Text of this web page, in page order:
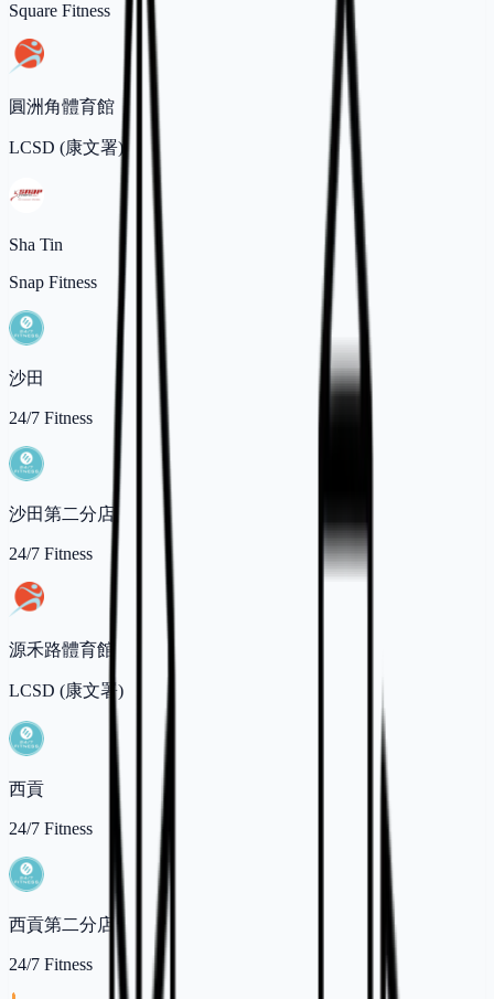
Square Fitness
圓洲角體育館
LCSD (康文署)
Sha Tin
Snap Fitness
沙田
24/7 Fitness
沙田第二分店
24/7 Fitness
源禾路體育館
LCSD (康文署)
西貢
24/7 Fitness
西貢第二分店
24/7 Fitness